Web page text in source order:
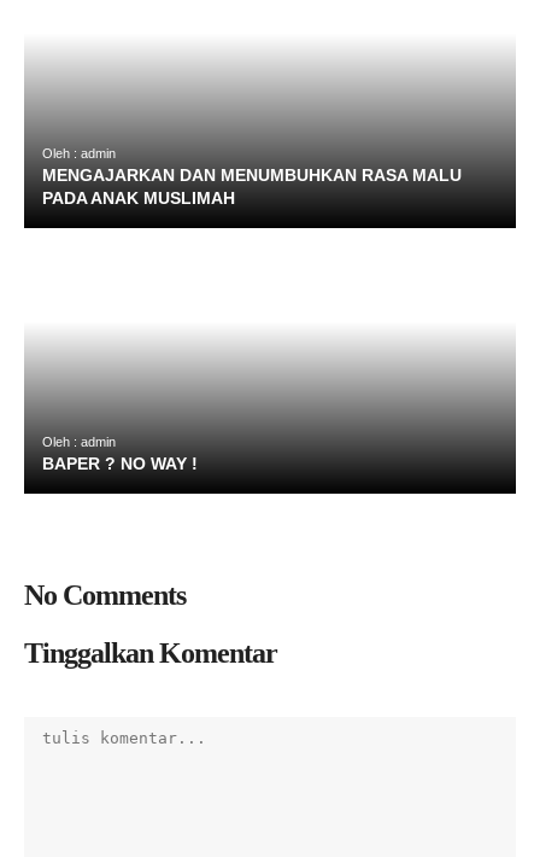
Oleh : admin
MENGAJARKAN DAN MENUMBUHKAN RASA MALU
PADA ANAK MUSLIMAH
Oleh : admin
BAPER ? NO WAY !
No Comments
Tinggalkan Komentar